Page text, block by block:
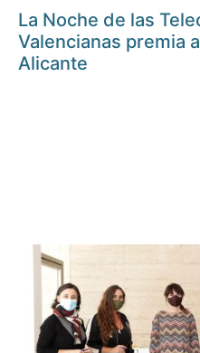
La Noche de las
Valencianas premia
Alicante